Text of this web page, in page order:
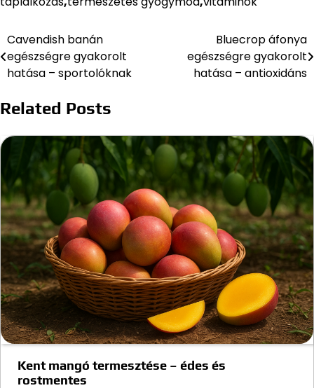
Bejegyzés
navigáció
Cavendish banán
egészségre gyakorolt
hatása – sportolóknak
Bluecrop áfonya
egészségre gyakorolt
hatása – antioxidáns
Related Posts
Kent mangó termesztése – édes és
rostmentes